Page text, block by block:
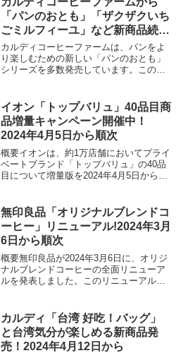
「パンのおとも」「ザクザクいち
ごミルフィーユ」など新商品続々
登場！
カルディコーヒーファームは、パンをよ
り楽しむための新しい「パンのおとも」
シリーズを多数発売しています。このシ
ミルフィーユ」など、味わい深い商品が
ラインナップされてお...
イオン「トップバリュ」40品目商
品増量キャンペーン開催中！
2024年4月5日から順次
概要イオンは、約1万店舗においてプライ
ベートブランド「トップバリュ」の40品
目について増量版を2024年4月5日から順
の高い商品群を対象に行われます。増量
対象商品増量さ...
無印良品「オリジナルブレンドコ
ーヒー」リニューアル!2024年3月
6日から順次
概要無印良品が2024年3月6日に、オリジ
ナルブレンドコーヒーの全面リニューア
ルを発表しました。このリニューアルで
を一部使用。これらはサイズが小さいも
のの、品質に影響は...
カルディ「台湾 好吃！バッグ」
と台湾気分が楽しめる新商品発
売！2024年4月12日から